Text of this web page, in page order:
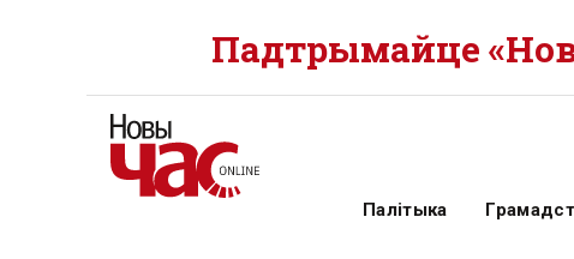
Падтрымайце
Палітыка